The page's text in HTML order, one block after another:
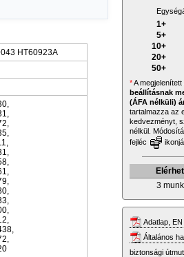
HT60923A
1+
5+
10+
20+
50+
*A megjelenített
beállításnak
(ÁFA nélküli)
tartalmazza az
kedvezményt,
nélkül.
fejléc
3
Adatlap,
Általános
biztonsági